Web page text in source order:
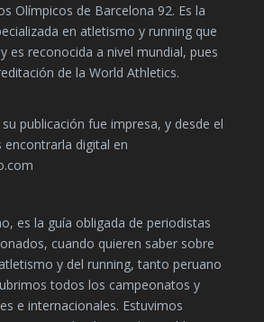
Olímpicos de Barcelona 92. Es la
en atletismo y running que
es reconocida a nivel mundial, pues
de la World Athletics.
publicación fue impresa, y desde el
encontrarla digital en
es la guía obligada de periodistas
cuando quieren saber sobre
y del running, tanto peruano
todos los campeonatos y
e internacionales. Estuvimos